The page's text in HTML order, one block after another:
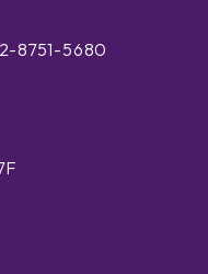
8751-5680